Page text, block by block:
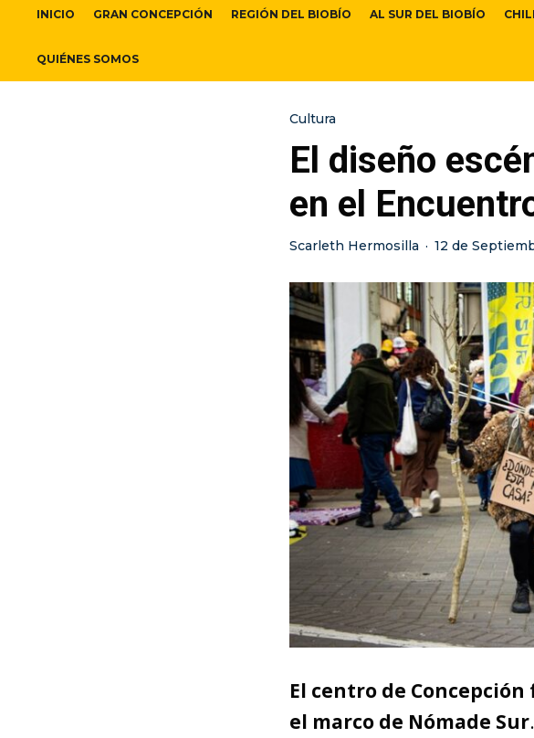
INICIO GRAN CONCEPCIÓN REGIÓN DEL BIOBÍO AL SUR DEL BIOBÍO
QUIÉNES SOMOS
Cultura
El diseño
en el
Scarleth Hermosilla · 12 de
El centro de
el marco de Nómade Sur